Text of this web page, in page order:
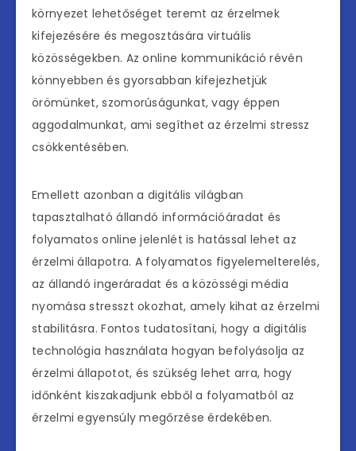
környezet lehetőséget teremt az érzelmek
kifejezésére és megosztására virtuális
közösségekben. Az online kommunikáció révén
könnyebben és gyorsabban kifejezhetjük
örömünket, szomorúságunkat, vagy éppen
aggodalmunkat, ami segíthet az érzelmi stressz
csökkentésében.
Emellett azonban a digitális világban
tapasztalható állandó információáradat és
folyamatos online jelenlét is hatással lehet az
érzelmi állapotra. A folyamatos figyelemelterelés,
az állandó ingeráradat és a közösségi média
nyomása stresszt okozhat, amely kihat az érzelmi
stabilitásra. Fontos tudatosítani, hogy a digitális
technológia használata hogyan befolyásolja az
érzelmi állapotot, és szükség lehet arra, hogy
időnként kiszakadjunk ebből a folyamatból az
érzelmi egyensúly megőrzése érdekében.